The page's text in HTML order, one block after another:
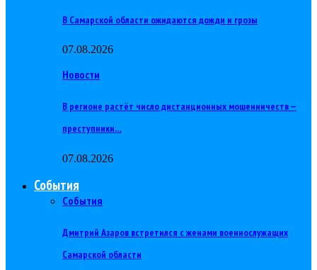
В Самарской области ожидаются дожди и грозы
07.08.2026
Новости
В регионе растёт число дистанционных мошенничеств —
преступники…
07.08.2026
События
События
Дмитрий Азаров встретился с женами военнослужащих
Самарской области